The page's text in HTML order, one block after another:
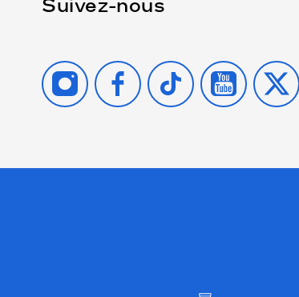
Suivez-nous
INSTAGRAMFACEBOOK
TIKTOK YOUTUBE
X